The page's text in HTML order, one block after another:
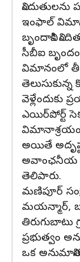
ఇంఫాల్
బృందానికి
సీబీఐ
విమానంలో
వెళ్లేందుకు
ఎయిర్‌పోర్ట్‌
విమానాశ్రయం
అయితే
అవాంఛనీయ
తెలిపారు.
మణిపూర్
మయన్మార్,
తిరుగుబాటు
ప్రభుత్వం
ఒక